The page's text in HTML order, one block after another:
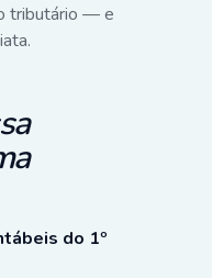
tributário — e
do 1º